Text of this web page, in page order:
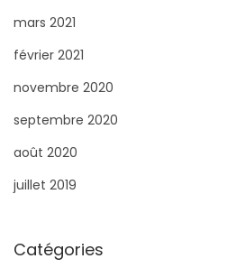
mars 2021
février 2021
novembre 2020
septembre 2020
août 2020
juillet 2019
Catégories